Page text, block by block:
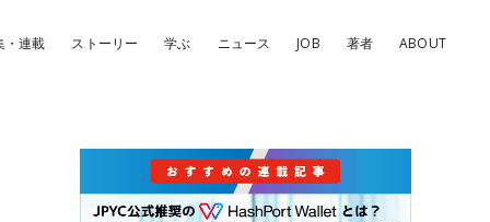
・連載 ストーリー 学ぶ ニュース JOB 著者 ABOUT